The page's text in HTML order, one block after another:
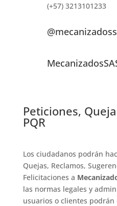
(+57) 3213101233
Peticiones,
PQR
Los ciudadanos podrán
Quejas, Reclamos,
Felicitaciones a
las normas legales y
usuarios o clientes podrán